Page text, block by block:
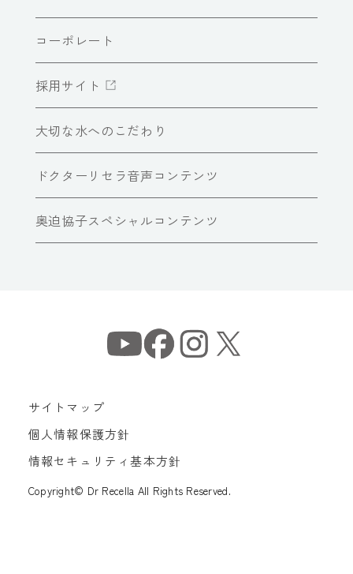
コーポレート
採用サイト
大切な水へのこだわり
ドクターリセラ音声コンテンツ
奥迫協子スペシャルコンテンツ
サイトマップ
個人情報保護方針
情報セキュリティ基本方針
Copyright© Dr Recella All Rights Reserved.